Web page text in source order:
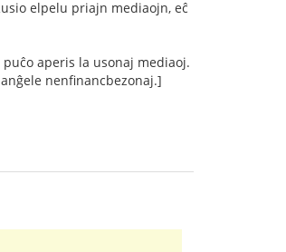
elpelu priajn mediaojn, eĉ
aperis la usonaj mediaoj.
nenfinancbezonaj.]